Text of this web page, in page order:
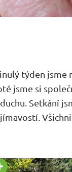
týden jsme
jsme si
Setkání